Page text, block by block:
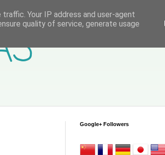
Google+ Followers
Your IP address and user-agent
quality of service, generate usage